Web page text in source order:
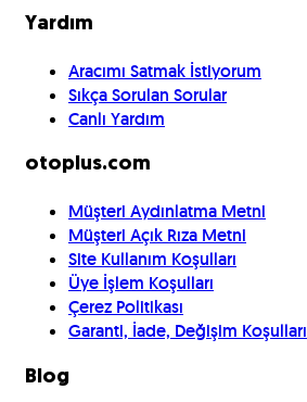
Yardım
Aracımı Satmak İstiyorum
Sıkça Sorulan Sorular
Canlı Yardım
otoplus.com
Müşteri Aydınlatma Metni
Müşteri Açık Rıza Metni
Site Kullanım Koşulları
Üye İşlem Koşulları
Çerez Politikası
Garanti, İade, Değişim Koşulları
Blog